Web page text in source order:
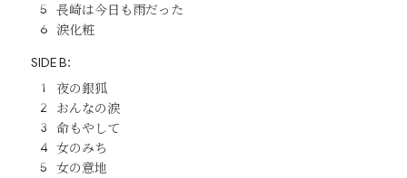
長崎は今日も雨だった
涙化粧
SIDE B：
夜の銀狐
おんなの涙
命もやして
女のみち
女の意地